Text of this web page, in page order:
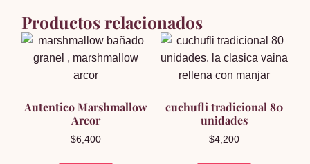
Productos relacionados
Autentico Marshmallow
Arcor
$6,400
cuchufli tradicional 80
unidades
$4,200